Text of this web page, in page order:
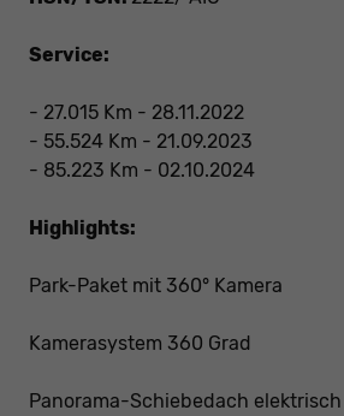
Service:
- 27.015 Km - 28.11.2022
- 55.524 Km - 21.09.2023
- 85.223 Km - 02.10.2024
Highlights:
Park-Paket mit 360° Kamera
Kamerasystem 360 Grad
Panorama-Schiebedach